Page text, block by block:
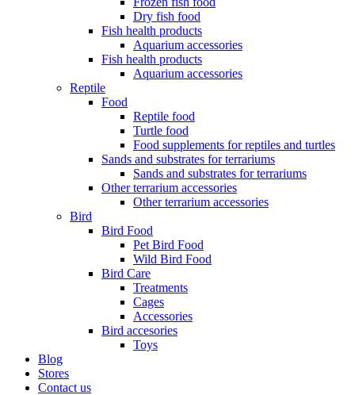
Dry fish food
Fish health products
Aquarium accessories
Fish health products
Aquarium accessories
Reptile
Food
Reptile food
Turtle food
Food supplements for reptiles and turtles
Sands and substrates for terrariums
Sands and substrates for terrariums
Other terrarium accessories
Other terrarium accessories
Bird
Bird Food
Pet Bird Food
Wild Bird Food
Bird Care
Treatments
Cages
Accessories
Bird accesories
Toys
Blog
Stores
Contact us